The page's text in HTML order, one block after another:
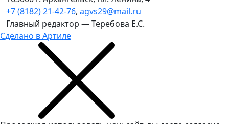
+7 (8182) 21-42-76, agvs29@mail.ru
Главный редактор — Теребова Е.С.
Сделано в Артиле